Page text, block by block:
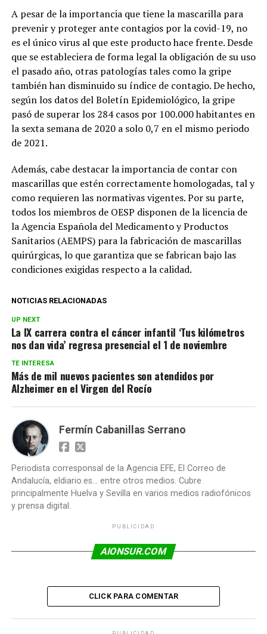
A pesar de la importancia que tiene la mascarilla para
prevenir y proteger ante contagios por la covid-19, no
es el único virus al que este producto hace frente. Desde
que se estableciera de forma legal la obligación de su uso
el pasado año, otras patologías tales como la gripe
también han disminuido su índice de contagio. De hecho,
según los datos del Boletín Epidemiológico, la gripe
pasó de superar los 284 casos por 100.000 habitantes en
la sexta semana de 2020 a solo 0,7 en el mismo periodo
de 2021.
Además, cabe destacar la importancia de contar con
mascarillas que estén correctamente homologadas, tal y
como requieren las normativas vigentes. Por su parte,
todos los miembros de OESP disponen de la licencia de
la Agencia Española del Medicamento y Productos
Sanitarios (AEMPS) para la fabricación de mascarillas
quirúrgicas, lo que garantiza que se fabrican bajo las
condiciones exigidas respecto a la calidad.
NOTICIAS RELACIONADAS
UP NEXT
La IX carrera contra el cáncer infantil ‘Tus kilómetros
nos dan vida’ regresa presencial el 1 de noviembre
TE INTERESA
Más de mil nuevos pacientes son atendidos por
Alzheimer en el Virgen del Rocío
Fermín Cabanillas Serrano
Periodista corresponsal de la Agencia EFE, El Correo de
Andalucía, eldiario.es... entre otros medios. Cubre
principalmente Huelva y Sevilla en varios medios radiofónicos
y prensa digital.
PUBLICIDAD
AIONSUR.COM
CLICK PARA COMENTAR